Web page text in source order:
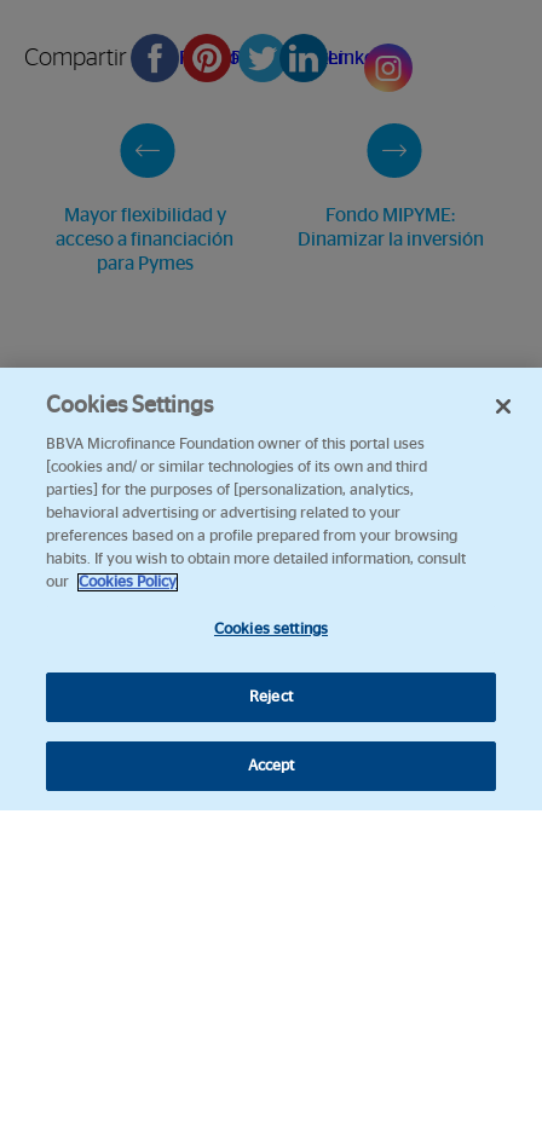
Compartir en FacebookPinterestTwitterLinkedin
Mayor flexibilidad y
acceso a financiación
para Pymes
Fondo MIPYME:
Dinamizar la inversión
Cookies Settings
BBVA Microfinance Foundation owner of this portal uses
[cookies and/ or similar technologies of its own and third
parties] for the purposes of [personalization, analytics,
behavioral advertising or advertising related to your
preferences based on a profile prepared from your browsing
habits. If you wish to obtain more detailed information, consult
our
Cookies Policy
Cookies settings
Reject
Accept